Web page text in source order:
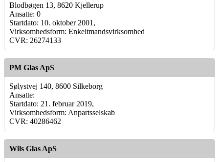
Blodbøgen 13, 8620 Kjellerup
Ansatte: 0
Startdato: 10. oktober 2001,
Virksomhedsform: Enkeltmandsvirksomhed
CVR: 26274133
PM Glas ApS
Sølystvej 140, 8600 Silkeborg
Ansatte:
Startdato: 21. februar 2019,
Virksomhedsform: Anpartsselskab
CVR: 40286462
Wils Glas ApS